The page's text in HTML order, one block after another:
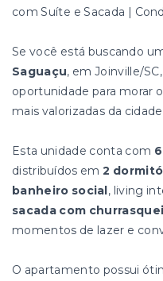
com Suíte e Sacada |
Se você está buscando
Saguaçu, em Joinville/
oportunidade para morar
mais valorizadas da
Esta unidade conta com
distribuídos em2
banheiro social, living
sacada com
momentos de lazer e
O apartamento possui